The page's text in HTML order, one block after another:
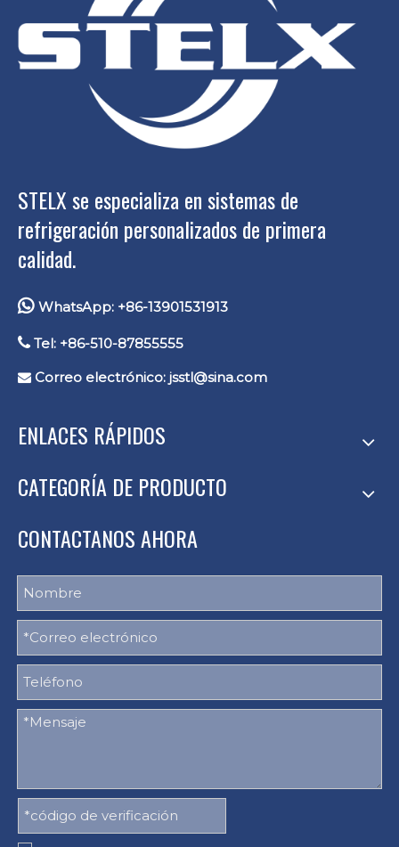
STELX se especializa en sistemas de
refrigeración personalizados de primera
calidad.
 WhatsApp: +86-13901531913
 Tel: +86-510-87855555
 Correo electrónico: jsstl@sina.com
ENLACES RÁPIDOS
CATEGORÍA DE PRODUCTO
CONTACTANOS AHORA